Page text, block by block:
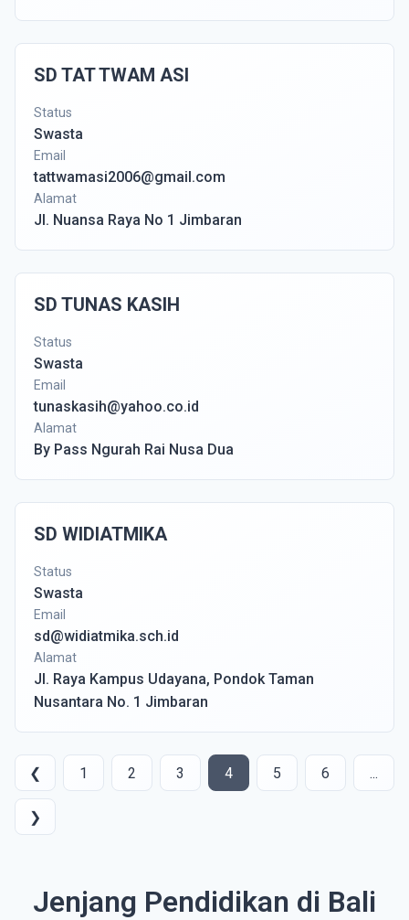
SD TAT TWAM ASI
Status
Swasta
Email
tattwamasi2006@gmail.com
Alamat
Jl. Nuansa Raya No 1 Jimbaran
SD TUNAS KASIH
Status
Swasta
Email
tunaskasih@yahoo.co.id
Alamat
By Pass Ngurah Rai Nusa Dua
SD WIDIATMIKA
Status
Swasta
Email
sd@widiatmika.sch.id
Alamat
Jl. Raya Kampus Udayana, Pondok Taman
Nusantara No. 1 Jimbaran
❮ 1 2 3 4 5 6 ...
❯
Jenjang Pendidikan di Bali